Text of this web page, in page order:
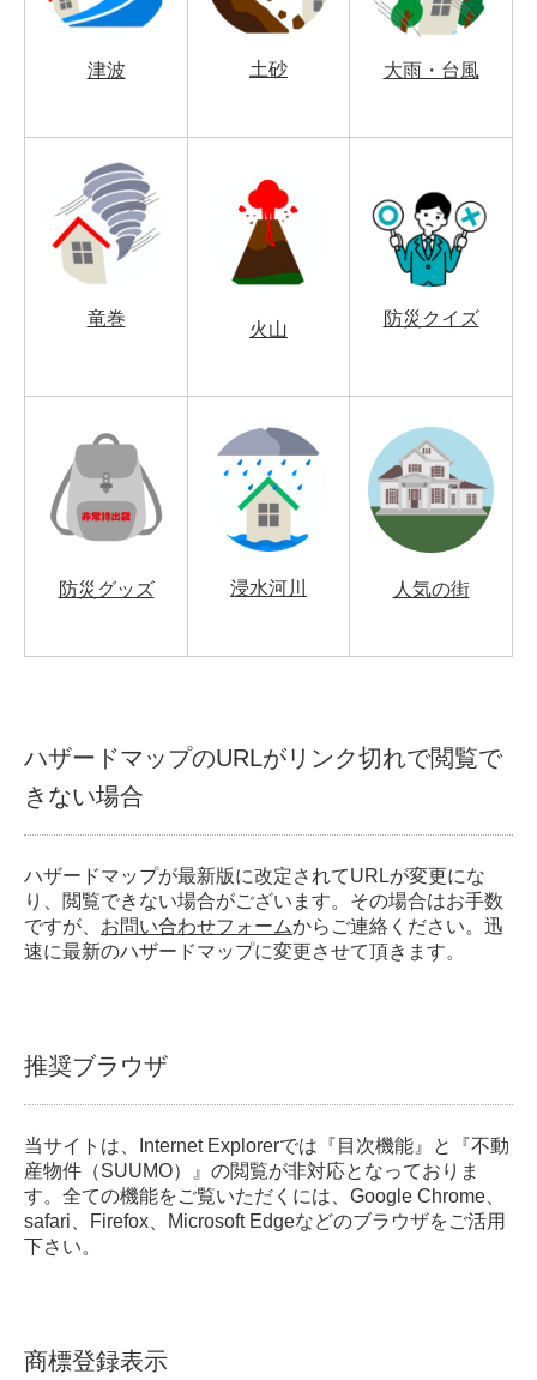
津波 土砂 大雨・台風
竜巻
火山
防災クイズ
防災グッズ 浸水河川 人気の街
ハザードマップのURLがリンク切れで閲覧で
きない場合
ハザードマップが最新版に改定されてURLが変更にな
り、閲覧できない場合がございます。その場合はお手数
ですが、 お問い合わせフォームからご連絡ください。迅
速に最新のハザードマップに変更させて頂きます。
推奨ブラウザ
当サイトは、Internet Explorerでは『目次機能』と『不動
産物件（SUUMO）』の閲覧が非対応となっておりま
す。全ての機能をご覧いただくには、Google Chrome、
safari、Firefox、Microsoft Edgeなどのブラウザをご活用
下さい。
商標登録表示